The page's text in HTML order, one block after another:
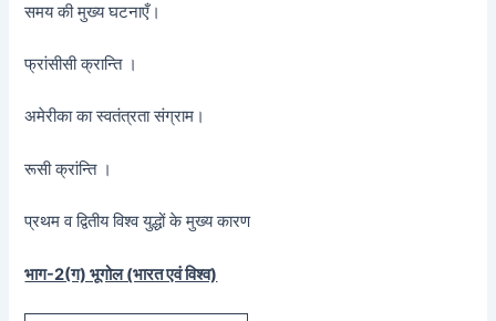
समय की मुख्य घटनाएँ।
फ्रांसीसी क्रान्ति ।
अमेरीका का स्वतंत्रता संग्राम।
रूसी क्रांन्ति ।
प्रथम व द्वितीय विश्व युद्धों के मुख्य कारण
भाग-2(ग) भूगोल (भारत एवं विश्व)